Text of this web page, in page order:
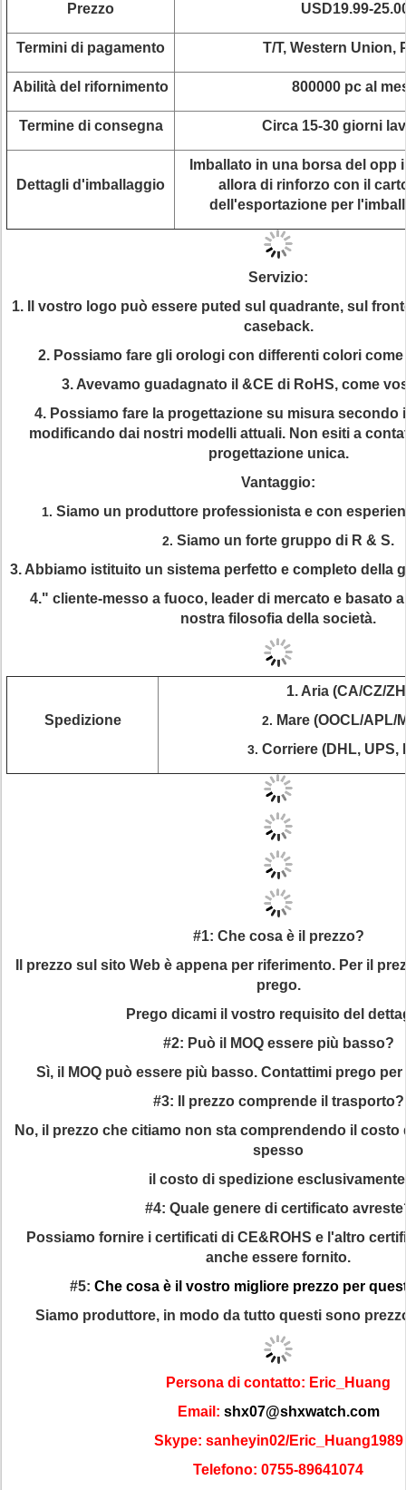
Prezzo USD19.99-
Termini di pagamento T/T, Western Union,
Abilità del rifornimento 800000 pc al
Termine di consegna Circa 15-30 giorni
Dettagli d'imballaggio
Imballato in una borsa del opp
allora di rinforzo con il
dell'esportazione per
Servizio:
1. Il vostro logo può essere puted sul quadrante, sul
caseback.
2. Possiamo fare gli orologi con differenti colori
3. Avevamo guadagnato il &CE di RoHS, come
4. Possiamo fare la progettazione su misura
modificando dai nostri modelli attuali. Non esiti a
progettazione unica.
Vantaggio:
1. Siamo un produttore professionista e con
2. Siamo un forte gruppo di R & S.
3. Abbiamo istituito un sistema perfetto e completo della
4." cliente-messo a fuoco, leader di mercato e basato
nostra filosofia della società.
Spedizione
1. Aria (CA/CZ/
2. Mare (OOCL/APL/
3. Corriere (DHL, UPS,
#1: Che cosa è il prezzo?
Il prezzo sul sito Web è appena per riferimento. Per il
prego.
Prego dicami il vostro requisito del
#2: Può il MOQ essere più basso?
Sì, il MOQ può essere più basso. Contattimi prego
#3: Il prezzo comprende il trasporto?
No, il prezzo che citiamo non sta comprendendo il costo
spesso
il costo di spedizione
#4: Quale genere di certificato
Possiamo fornire i certificati di CE&ROHS e l'altro
anche essere fornito.
#5: Che cosa è il vostro migliore prezzo per
Siamo produttore, in modo da tutto questi sono
Persona di contatto: Eric_Huang
Email: shx07@shxwatch.com
Skype: sanheyin02/Eric_Huang1989
Telefono: 0755-89641074